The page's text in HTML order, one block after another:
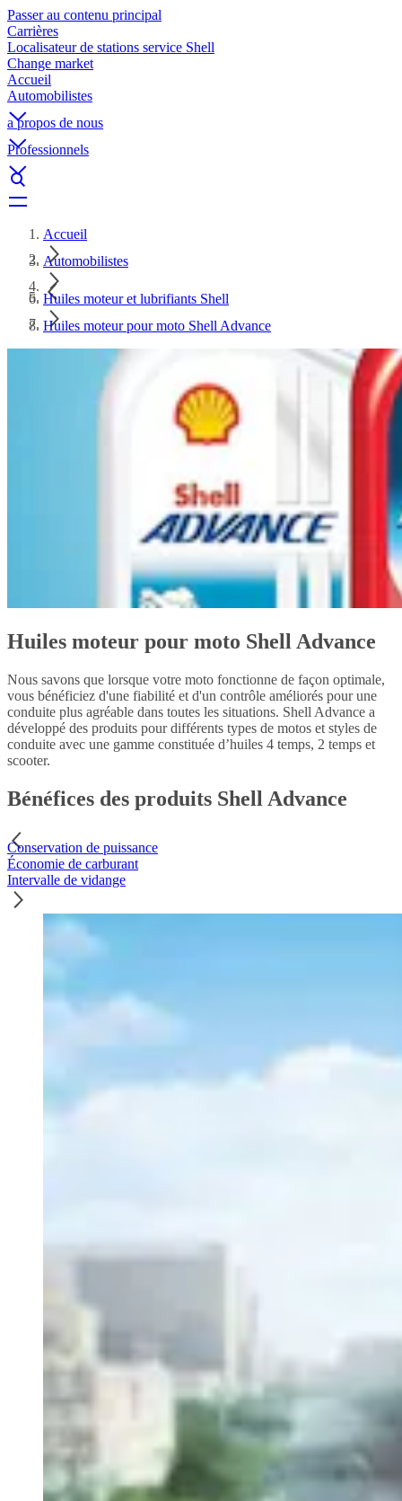
Passer au contenu principal
Carrières
Localisateur de stations service Shell
Change market
Accueil
Automobilistes
a propos de nous
Professionnels
Accueil
Automobilistes
Huiles moteur et lubrifiants Shell
Huiles moteur pour moto Shell Advance
Huiles moteur pour moto Shell Advance
Nous savons que lorsque votre moto fonctionne de façon optimale,
vous bénéficiez d'une fiabilité et d'un contrôle améliorés pour une
conduite plus agréable dans toutes les situations. Shell Advance a
développé des produits pour différents types de motos et styles de
conduite avec une gamme constituée d’huiles 4 temps, 2 temps et
scooter.
Bénéfices des produits Shell Advance
Conservation de puissance
Économie de carburant
Intervalle de vidange